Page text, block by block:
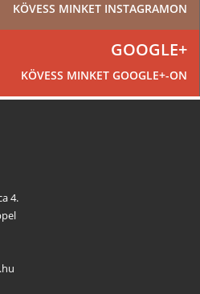
KÖVESS MINKET INSTAGRAMON
GOOGLE+
KÖVESS MINKET GOOGLE+-ON
4.